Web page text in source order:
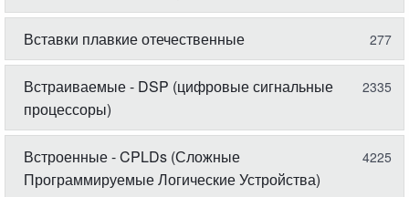
Вставки плавкие отечественные 277
Встраиваемые - DSP (цифровые сигнальные
процессоры)
2335
Встроенные - CPLDs (Сложные
Программируемые Логические Устройства)
4225